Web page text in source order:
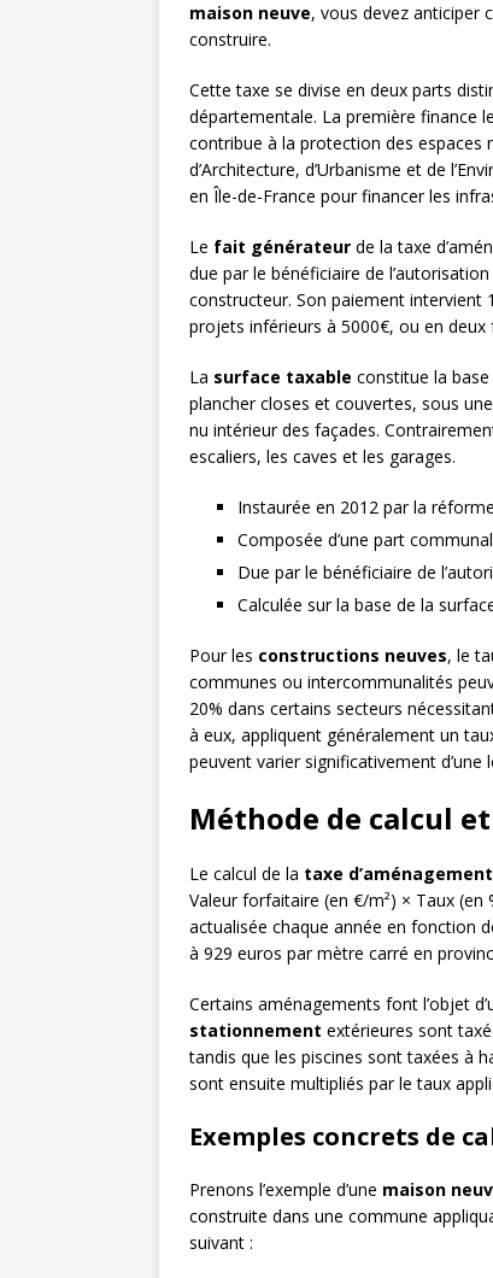
maison neuve, vous devez anticiper
construire.
Cette taxe se divise en deux parts
départementale. La première finance
contribue à la protection des espaces
d’Architecture, d’Urbanisme et de
en Île-de-France pour financer les
Le fait générateur de la taxe
due par le bénéficiaire de
constructeur. Son paiement intervient
projets inférieurs à 5000€, ou en
La surface taxable constitue la
plancher closes et couvertes, sous
nu intérieur des façades.
escaliers, les caves et les garages.
Instaurée en 2012 par la
Composée d’une part
Due par le bénéficiaire de
Calculée sur la base de la
Pour les constructions neuves, le
communes ou intercommunalités
20% dans certains secteurs
à eux, appliquent généralement un
peuvent varier significativement d’une
Méthode de calcul
Le calcul de la taxe d’aménagement
Valeur forfaitaire (en €/m²) × Taux (en
actualisée chaque année en fonction
à 929 euros par mètre carré en
Certains aménagements font l’objet
stationnement extérieures sont
tandis que les piscines sont taxées à
sont ensuite multipliés par le taux
Exemples concrets de
Prenons l’exemple d’une maison
construite dans une commune
suivant :